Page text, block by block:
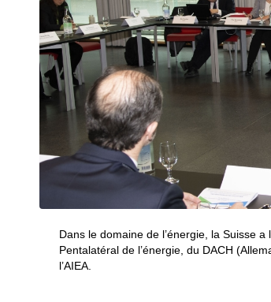
Dans le domaine de l’énergie, la Suisse
Pentalatéral de l’énergie, du DACH
l’AIEA.